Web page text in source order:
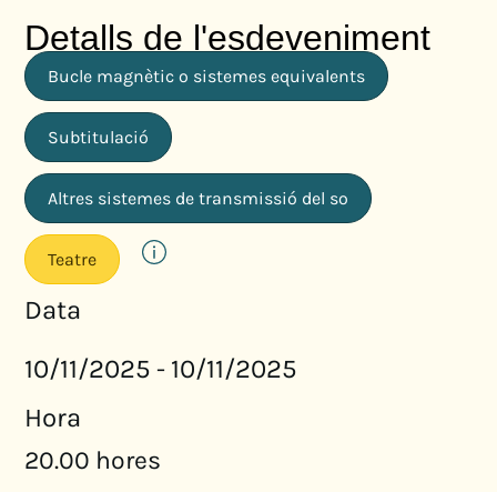
Detalls de l'esdeveniment
Bucle magnètic o sistemes equivalents
Subtitulació
Altres sistemes de transmissió del so
Teatre
Data
10/11/2025 - 10/11/2025
Hora
20.00 hores